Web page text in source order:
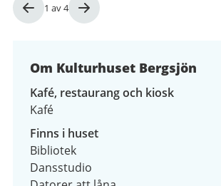
Bild
1 av4
Om Kulturhuset Bergsjön
Kafé, restaurang och kiosk
Kafé
Finns i huset
Bibliotek
Dansstudio